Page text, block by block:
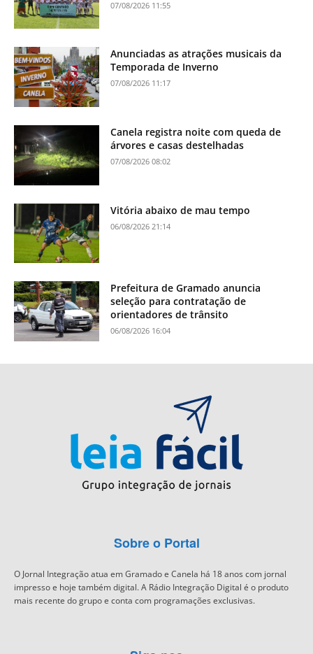
07/08/2026 11:55
Anunciadas as atrações musicais da
Temporada de Inverno
07/08/2026 11:17
Canela registra noite com queda de
árvores e casas destelhadas
07/08/2026 08:02
Vitória abaixo de mau tempo
06/08/2026 21:14
Prefeitura de Gramado anuncia
seleção para contratação de
orientadores de trânsito
06/08/2026 16:04
Sobre o Portal
O Jornal Integração atua em Gramado e Canela há 18 anos com jornal
impresso e hoje também digital. A Rádio Integração Digital é o produto
mais recente do grupo e conta com programações exclusivas.